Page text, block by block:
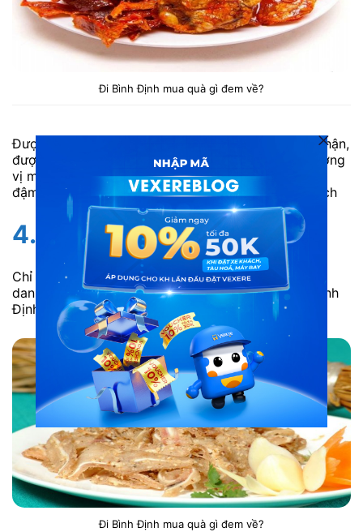
Đi Bình Định mua quà gì đem về?
Được làm từ những con mực khô, qua sơ chế cẩn thận,
được tẩm ướp nhiều gia vị tổng hợp mang đậm hương
vị miền duyên hải. Mực ngào Bình Định là món quà
đậm đà hương vị biễn thơm ngon dành cho du khách
4.Tré Bình Định
Chỉ cần một khoanh tré thêm chai rượu Bầu Đá trứ
danh là bạn có thể tìm lại hương vị của miền đất Bình
Định
Đi Bình Định mua quà gì đem về?